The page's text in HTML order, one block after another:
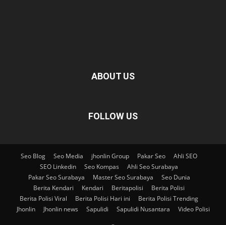
ABOUT US
FOLLOW US
Seo Blog Seo Media jhonlin Group Pakar Seo
Ahli SEO
SEO Linkedin
Seo Kompas
Ahli Seo Surabaya
Pakar Seo Surabaya
Master Seo Surabaya
Seo Dunia
Berita Kendari
Kendari Beritapolisi
Berita Polisi
Berita Polisi Viral
Berita Polisi Hari ini
Berita Polisi Trending
Jhonlin
Jhonlin news Sapulidi Sapulidi Nusantara Video Polisi